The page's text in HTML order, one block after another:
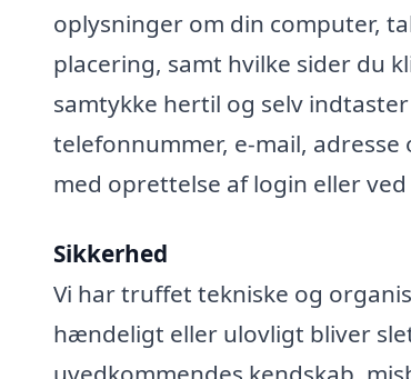
oplysninger om din computer,
placering, samt hvilke sider du
samtykke hertil og selv
telefonnummer, e-mail,
med oprettelse af login eller ved
Sikkerhed
Vi har truffet tekniske og
hændeligt eller ulovligt bliver